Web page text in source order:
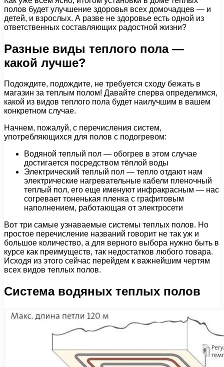
полов будет улучшение здоровья всех домочадцев — и
детей, и взрослых. А разве не здоровье есть одной из
ответственных составляющих радостной жизни?
Разные виды теплого пола —
какой лучше?
Подождите, подождите, не требуется сходу бежать в
магазин за теплым полом! Давайте сперва определимся,
какой из видов теплого пола будет наилучшим в вашем
конкретном случае.
Начнем, пожалуй, с перечисления систем,
употребляющихся для полов с подогревом:
Водяной теплый пол — обогрев в этом случае
достигается посредством тёплой воды
Электрический теплый пол — тепло отдают нам
электрические нагревательные кабели пленочный
теплый пол, его еще именуют инфракрасным — нас
согревает тоненькая пленка с графитовым
наполнением, работающая от электросети
Вот три самые узнаваемые системы теплых полов. Но
простое перечисление названий говорит не так уж и
большое количество, а для верного выбора нужно быть в
курсе как преимуществ, так недостатков любого товара.
Исходя из этого сейчас перейдем к важнейшим чертям
всех видов теплых полов.
Система водяных теплых полов